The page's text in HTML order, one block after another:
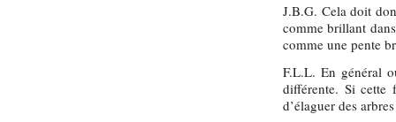
J.B.G. Cela doit
comme brillant
comme une pente
F.L.L. En général
différente. Si cette
d’élaguer des